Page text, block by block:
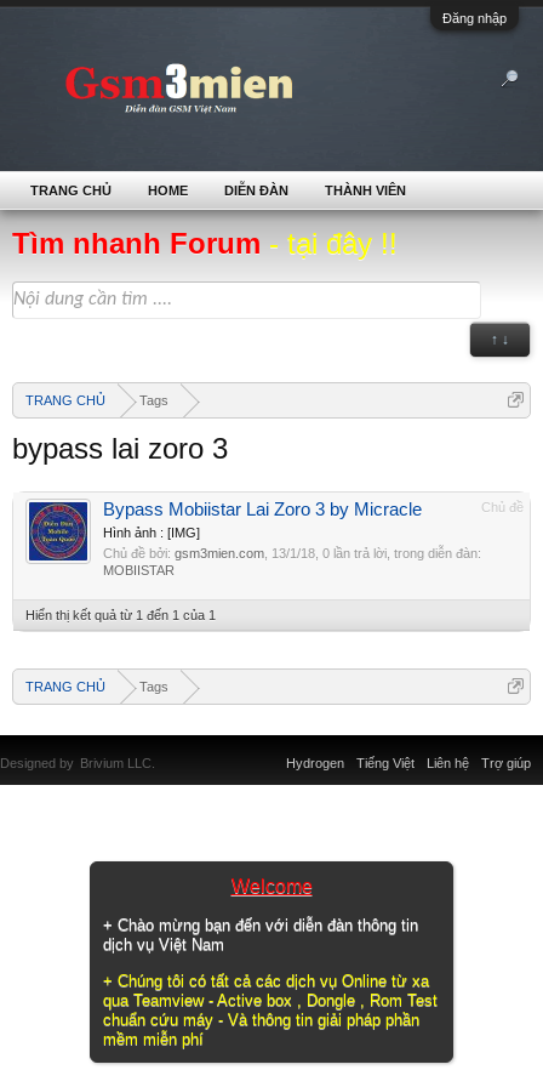
Đăng nhập
Tìm nhanh Forum - tại đây !!
↑ ↓
TRANG CHỦ Tags
Welcome
+ Chào mừng bạn đến với diễn đàn thông tin
dịch vụ Việt Nam
+ Chúng tôi có tất cả các dịch vụ Online từ xa
qua Teamview - Active box , Dongle , Rom Test
chuẩn cứu máy - Và thông tin giải pháp phần
mềm miễn phí
bypass lai zoro 3
Chủ đề
Bypass Mobiistar Lai Zoro 3 by Micracle
Hình ảnh : [IMG]
Chủ đề bởi: gsm3mien.com 13/1/18 , 0 lần trả lời, trong diễn đàn:
MOBIISTAR
Hiển thị kết quả từ 1 đến 1 của 1
TRANG CHỦ Tags
TRANG CHỦ HOME DIỄN ĐÀN THÀNH VIÊN
Liên hệ Trợ giúp
Hydrogen Tiếng Việt
Designed by Brivium LLC.